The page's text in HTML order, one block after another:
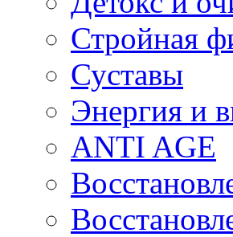
Стройная
Суставы
Энергия и
ANTI AGE